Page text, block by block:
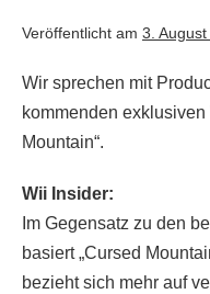
Veröffentlicht am 3.
Wir sprechen mit
kommenden
Mountain“.
Wii Insider:
Im Gegensatz zu den
basiert „Cursed
bezieht sich mehr auf